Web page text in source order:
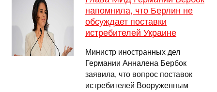
напомнила, что Берлин не
обсуждает поставки
истребителей Украине
Министр иностранных дел
Германии Анналена Бербок
заявила, что вопрос поставок
истребителей Вооруженным